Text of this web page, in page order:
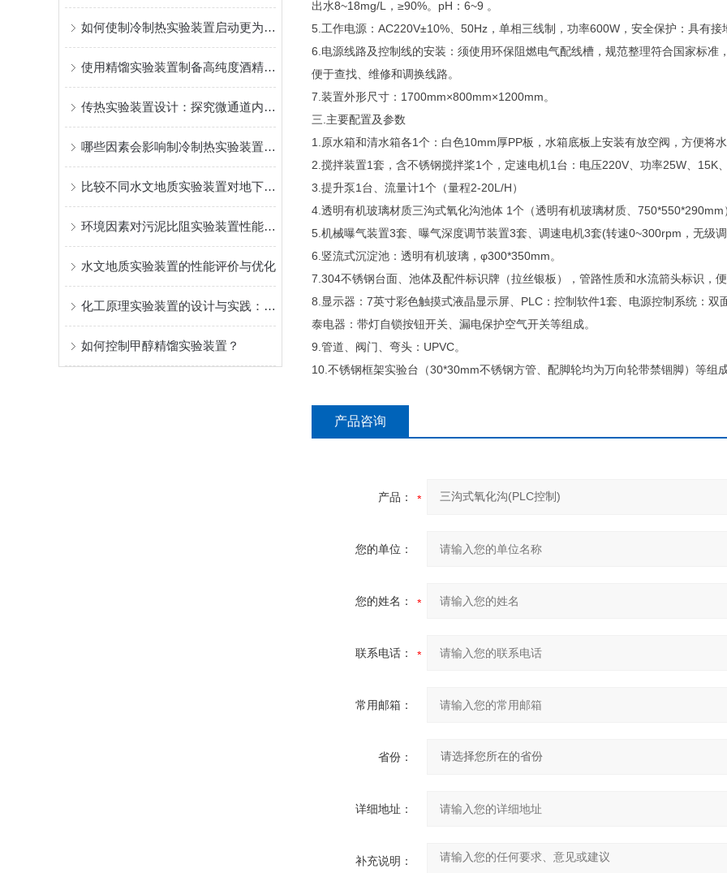
如何使制冷制热实验装置启动更为安全可靠？
使用精馏实验装置制备高纯度酒精的步骤是什么？
传热实验装置设计：探究微通道内流体流动与传热特性
哪些因素会影响制冷制热实验装置的使用寿命？
比较不同水文地质实验装置对地下水位变化的响应灵敏度
环境因素对污泥比阻实验装置性能的影响
水文地质实验装置的性能评价与优化
化工原理实验装置的设计与实践：从理论到工业模拟的桥梁
如何控制甲醇精馏实验装置？
出水8~18mg/L，≥90%。pH：6~9 。
5.工作电源：AC220V±10%、50Hz，单相三线制，功率600W，安全保护：具有
6.电源线路及控制线的安装：须使用环保阻燃电气配线槽，规范整理符合国家标
便于查找、维修和调换线路。
7.装置外形尺寸：1700mm×800mm×1200mm。
三.主要配置及参数
1.原水箱和清水箱各1个：白色10mm厚PP板，水箱底板上安装有放空阀，方便将
2.搅拌装置1套，含不锈钢搅拌桨1个，定速电机1台：电压220V、功率25W、15K
3.提升泵1台、流量计1个（量程2-20L/H）
4.透明有机玻璃材质三沟式氧化沟池体 1个（透明有机玻璃材质、
5.机械曝气装置3套、曝气深度调节装置3套、调速电机3套(转速0~300rpm，无级
6.竖流式沉淀池：透明有机玻璃，φ300*350mm。
7.304不锈钢台面、池体及配件标识牌（拉丝银板），管路性质和水流箭头标识，
8.显示器：7英寸彩色触摸式液晶显示屏、PLC：控制软件1套、电源控制系统：
泰电器：带灯自锁按钮开关、漏电保护空气开关等组成。
9.管道、阀门、弯头：UPVC。
10.不锈钢框架实验台（30*30mm不锈钢方管、配脚轮均为万向轮带禁锢脚）等组
产品咨询
产品：
您的单位：
您的姓名：
联系电话：
常用邮箱：
省份：
详细地址：
补充说明：